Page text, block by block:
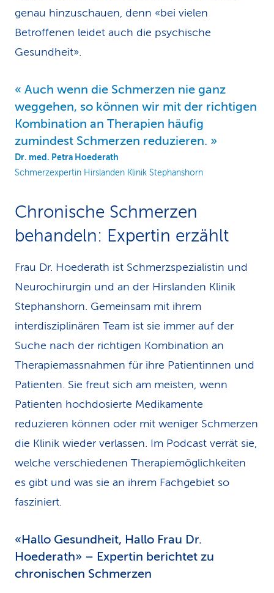
genau hinzuschauen, denn «bei vielen
Betroffenen leidet auch die psychische
Gesundheit».
Auch wenn die Schmerzen nie ganz
weggehen, so können wir mit der richtigen
Kombination an Therapien häufig
zumindest Schmerzen reduzieren.
Dr. med. Petra Hoederath
Schmerzexpertin Hirslanden Klinik Stephanshorn
Chronische Schmerzen
behandeln: Expertin erzählt
Frau Dr. Hoederath ist Schmerzspezialistin und
Neurochirurgin und an der Hirslanden Klinik
Stephanshorn. Gemeinsam mit ihrem
interdisziplinären Team ist sie immer auf der
Suche nach der richtigen Kombination an
Therapiemassnahmen für ihre Patientinnen und
Patienten. Sie freut sich am meisten, wenn
Patienten hochdosierte Medikamente
reduzieren können oder mit weniger Schmerzen
die Klinik wieder verlassen. Im Podcast verrät sie,
welche verschiedenen Therapiemöglichkeiten
es gibt und was sie an ihrem Fachgebiet so
fasziniert.
«Hallo Gesundheit, Hallo Frau Dr.
Hoederath» – Expertin berichtet zu
chronischen Schmerzen